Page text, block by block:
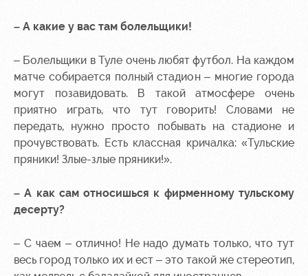
– А какие у вас там болельщики!
– Болельщики в Туле очень любят футбол. На каждом
матче собирается полный стадион – многие города
могут позавидовать. В такой атмосфере очень
приятно играть, что тут говорить! Словами не
передать, нужно просто побывать на стадионе и
прочувствовать. Есть классная кричалка: «Тульские
пряники! Злые-злые пряники!».
– А как сам относишься к фирменному тульскому
десерту?
– С чаем – отлично! Не надо думать только, что тут
весь город только их и ест – это такой же стереотип,